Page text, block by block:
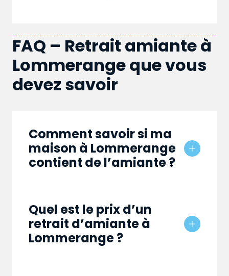
FAQ – Retrait amiante à
Lommerange que vous
devez savoir
Comment savoir si ma
maison à Lommerange
contient de l’amiante ?
Quel est le prix d’un
retrait d’amiante à
Lommerange ?